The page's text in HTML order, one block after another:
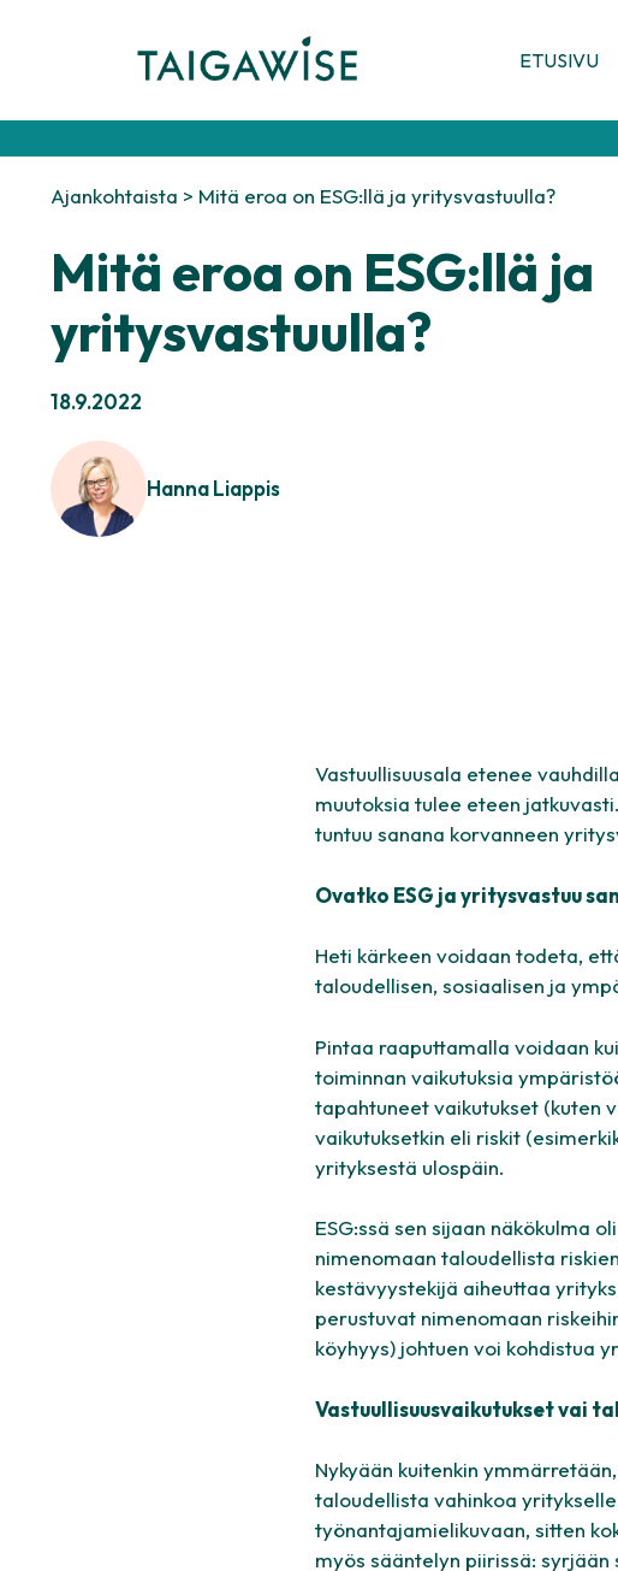
ETUSIVU
Ajankohtaista > Mitä eroa on ESG:llä ja yritysvastuulla?
Mitä eroa on ESG:llä ja
yritysvastuulla?
18.9.2022
Hanna Liappis
Vastuullisuusala etenee
muutoksia tulee eteen
tuntuu sanana korvanneen
Ovatko ESG ja yritysvastuu
Heti kärkeen voidaan todeta,
taloudellisen, sosiaalisen ja
Pintaa raaputtamalla voidaan
toiminnan vaikutuksia
tapahtuneet vaikutukset (kuten
vaikutuksetkin eli riskit
yrityksestä ulospäin.
ESG:ssä sen sijaan näkökulma
nimenomaan taloudellista
kestävyystekijä aiheuttaa
perustuvat nimenomaan
köyhyys) johtuen voi kohdistua
Vastuullisuusvaikutukset vai
Nykyään kuitenkin
taloudellista vahinkoa
työnantajamielikuvaan, sitten
myös sääntelyn piirissä: